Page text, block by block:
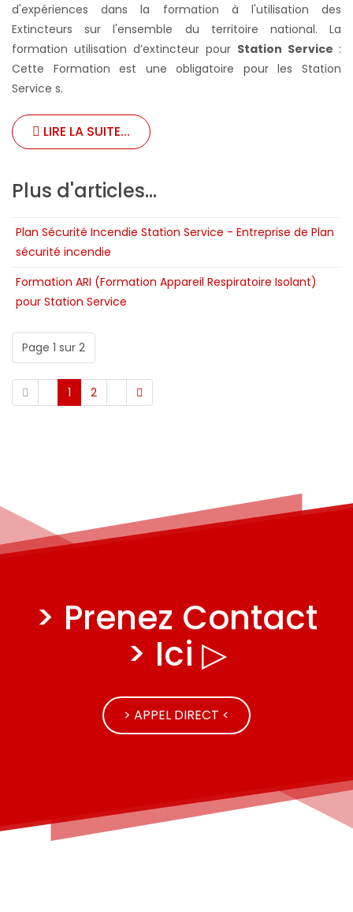
d'expériences dans la formation à l'utilisation des
Extincteurs sur l'ensemble du territoire national. La
formation utilisation d’extincteur pour Station Service :
Cette Formation est une obligatoire pour les Station
Service s.
LIRE LA SUITE...
Plus d'articles...
Plan Sécurité Incendie Station Service - Entreprise de Plan
sécurité incendie
Formation ARI (Formation Appareil Respiratoire Isolant)
pour Station Service
Page 1 sur 2
1 2
> Prenez Contact
> Ici ▷
> APPEL DIRECT <